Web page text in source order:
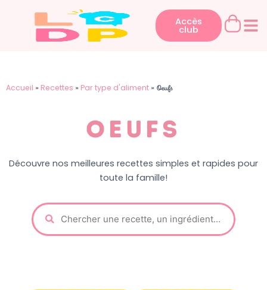
Accès
club
Accueil » Recettes » Par type d'aliment » Oeufs
Oeufs
Découvre nos meilleures recettes simples et rapides pour
toute la famille!